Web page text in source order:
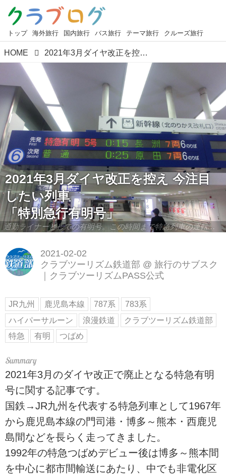
トップ 海外旅行 国内旅行 バス旅行 テーマ旅行 クルーズ旅行
HOME 2021年3月ダイヤ改正を控え 今注目したい列車 「特別急行有明号」
通勤ライナーとしての有明号。この時間まで特急列車の運転があった。/ 弊社社員鈴木 悠斗撮影
2021年3月ダイヤ改正を控え 今注目
したい列車
「特別急行有明号」
2021-02-02
クラブツーリズム鉄道部 @ 旅行のサブスク
｜クラブツーリズムPASS公式
JR九州 鹿児島本線 787系
783系
ハイパーサルーン
浪漫鉄道
クラブツーリズム鉄道部
特急
有明 つばめ
2021年3月のダイヤ改正で廃止となる特急有明
号に関する記事です。
国鉄→JR九州を代表する特急列車として1967年
から鹿児島本線の門司港・博多～熊本・西鹿児
島間などを長らく走ってきました。
1992年の特急つばめデビュー後は博多～熊本間
を中心に都市間輸送にあたり、中でも非電化区